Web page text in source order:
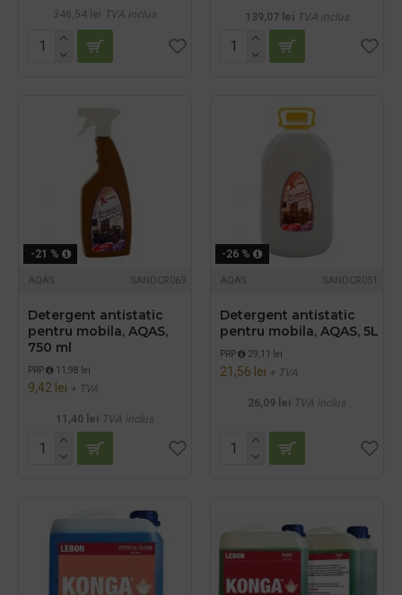
346,54 lei TVA inclus 139,07 lei TVA inclus
-21 %
AQAS SANDCR069
Detergent antistatic
pentru mobila, AQAS,
750 ml
PRP 11,98 lei
9,42 lei + TVA
11,40 lei TVA inclus
-26 %
AQAS SANDCR051
Detergent antistatic
pentru mobila, AQAS, 5L
PRP 29,11 lei
21,56 lei + TVA
26,09 lei TVA inclus